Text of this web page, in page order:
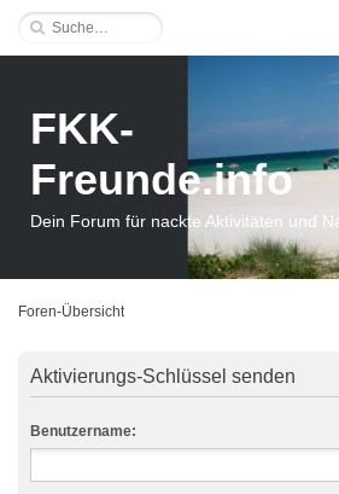
FKK-
Freunde.info
Dein Forum für nackte Aktivitäten und
Foren-Übersicht
Aktivierungs-Schlüssel senden
Benutzername: